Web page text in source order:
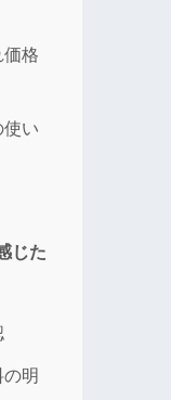
格
使い
じた
明